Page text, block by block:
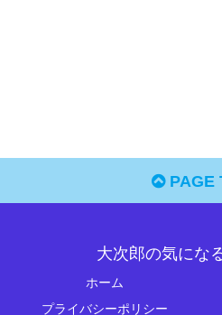
PAGE
大次郎の気にな
ホーム
プライバシーポリシー